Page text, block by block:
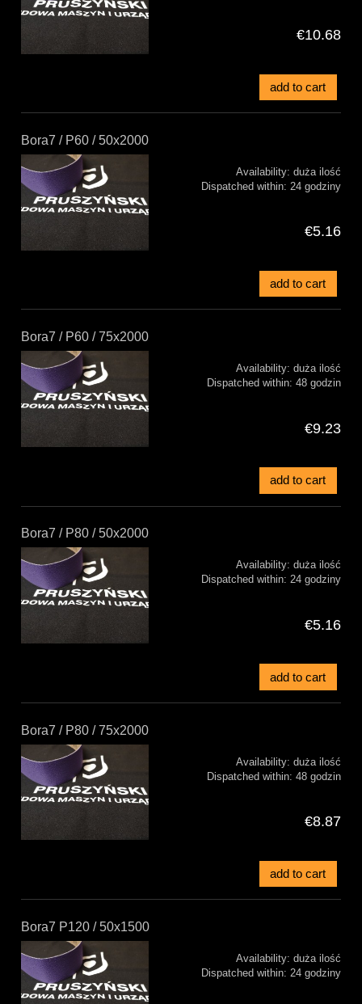
€10.68
add to cart
Bora7 / P60 / 50x2000
Availability: duża ilość
Dispatched within: 24 godziny
€5.16
add to cart
Bora7 / P60 / 75x2000
Availability: duża ilość
Dispatched within: 48 godzin
€9.23
add to cart
Bora7 / P80 / 50x2000
Availability: duża ilość
Dispatched within: 24 godziny
€5.16
add to cart
Bora7 / P80 / 75x2000
Availability: duża ilość
Dispatched within: 48 godzin
€8.87
add to cart
Bora7 P120 / 50x1500
Availability: duża ilość
Dispatched within: 24 godziny